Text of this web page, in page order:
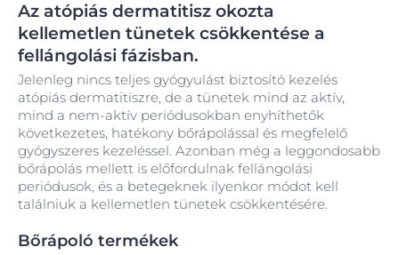
Az atópiás dermatitisz okozta
kellemetlen tünetek csökkentése a
fellángolási fázisban.
Jelenleg nincs teljes gyógyulást biztosító kezelés
atópiás dermatitiszre, de a tünetek mind az aktív,
mind a nem-aktív periódusokban enyhíthetők
következetes, hatékony bőrápolással és megfelelő
gyógyszeres kezeléssel. Azonban még a leggondosabb
bőrápolás mellett is előfordulnak fellángolási
periódusok, és a betegeknek ilyenkor módot kell
találniuk a kellemetlen tünetek csökkentésére.
Bőrápoló termékek